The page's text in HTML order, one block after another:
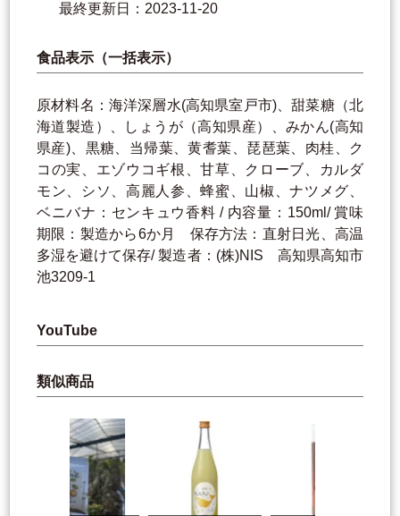
最終更新日：2023-11-20
食品表示（一括表示）
原材料名：海洋深層水(高知県室戸市)、甜菜糖（北
海道製造）、しょうが（高知県産）、みかん(高知
県産)、黒糖、当帰葉、黄耆葉、琵琶葉、肉桂、ク
コの実、エゾウコギ根、甘草、クローブ、カルダ
モン、シソ、高麗人参、蜂蜜、山椒、ナツメグ、
ベニバナ：センキュウ香料 / 内容量：150ml/ 賞味
期限：製造から6か月 保存方法：直射日光、高温
多湿を避けて保存/ 製造者：(株)NIS 高知県高知市
池3209-1
YouTube
類似商品